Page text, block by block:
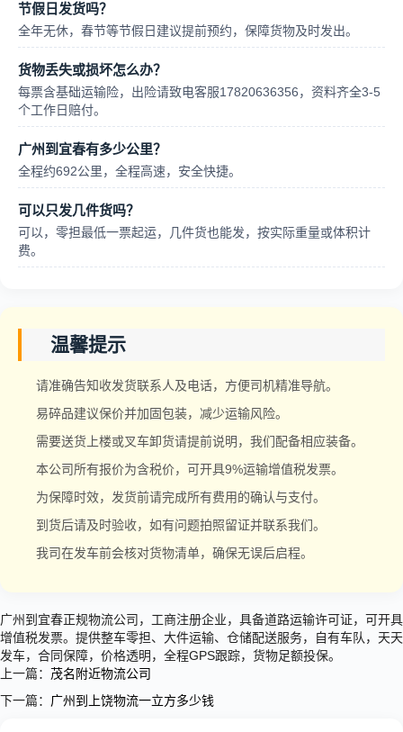
节假日发货吗？
全年无休，春节等节假日建议提前预约，保障货物及时发出。
货物丢失或损坏怎么办？
每票含基础运输险，出险请致电客服17820636356，资料齐全3-5
个工作日赔付。
广州到宜春有多少公里？
全程约692公里，全程高速，安全快捷。
可以只发几件货吗？
可以，零担最低一票起运，几件货也能发，按实际重量或体积计
费。
温馨提示
请准确告知收发货联系人及电话，方便司机精准导航。
易碎品建议保价并加固包装，减少运输风险。
需要送货上楼或叉车卸货请提前说明，我们配备相应装备。
本公司所有报价为含税价，可开具9%运输增值税发票。
为保障时效，发货前请完成所有费用的确认与支付。
到货后请及时验收，如有问题拍照留证并联系我们。
我司在发车前会核对货物清单，确保无误后启程。
广州到宜春正规物流公司，工商注册企业，具备道路运输许可证，可开具
增值税发票。提供整车零担、大件运输、仓储配送服务，自有车队，天天
发车，合同保障，价格透明，全程GPS跟踪，货物足额投保。
上一篇： 茂名附近物流公司
下一篇： 广州到上饶物流一立方多少钱